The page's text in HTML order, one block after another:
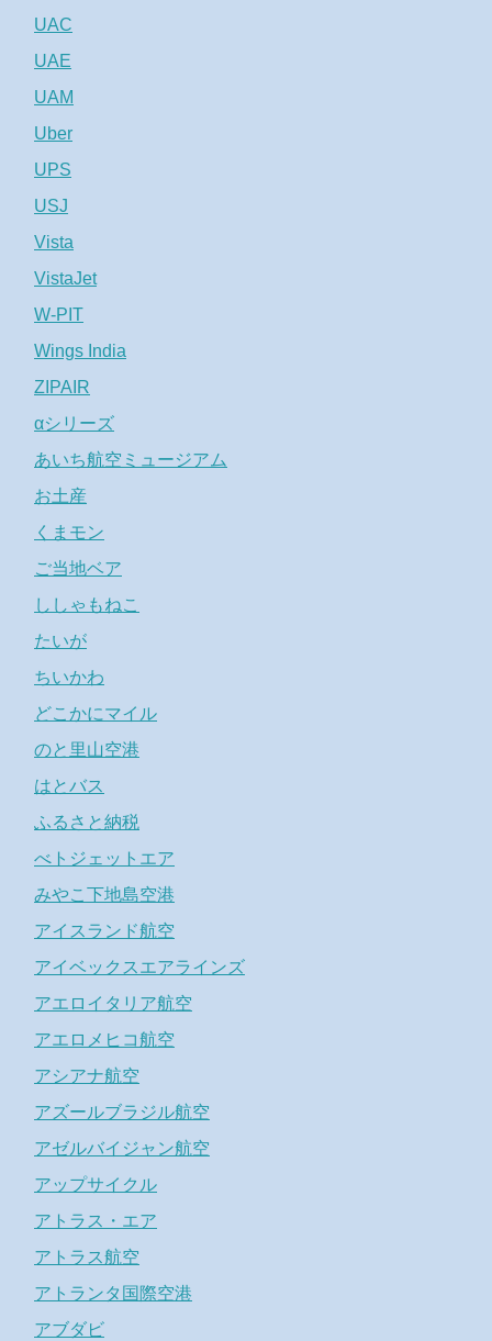
UAC
UAE
UAM
Uber
UPS
USJ
Vista
VistaJet
W-PIT
Wings India
ZIPAIR
αシリーズ
あいち航空ミュージアム
お土産
くまモン
ご当地ベア
ししゃもねこ
たいが
ちいかわ
どこかにマイル
のと里山空港
はとバス
ふるさと納税
べトジェットエア
みやこ下地島空港
アイスランド航空
アイベックスエアラインズ
アエロイタリア航空
アエロメヒコ航空
アシアナ航空
アズールブラジル航空
アゼルバイジャン航空
アップサイクル
アトラス・エア
アトラス航空
アトランタ国際空港
アブダビ